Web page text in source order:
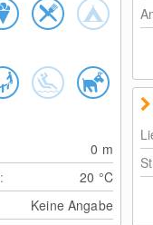
0 m
20 °C
Keine Angabe